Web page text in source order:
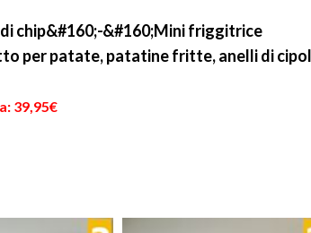
grandi. Questo contor...
chip&#160;-&#160;Mini friggitrice
per patate, patatine fritte, anelli di
39,95€